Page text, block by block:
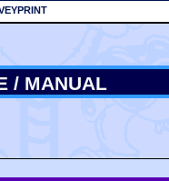
/ MANUAL